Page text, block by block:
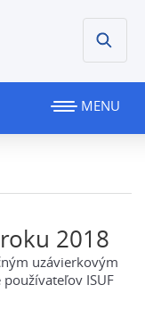
MENU
2018
uzávierkovým
ISUF